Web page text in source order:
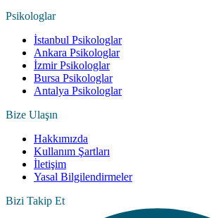
Psikologlar
İstanbul Psikologlar
Ankara Psikologlar
İzmir Psikologlar
Bursa Psikologlar
Antalya Psikologlar
Bize Ulaşın
Hakkımızda
Kullanım Şartları
İletişim
Yasal Bilgilendirmeler
Bizi Takip Et